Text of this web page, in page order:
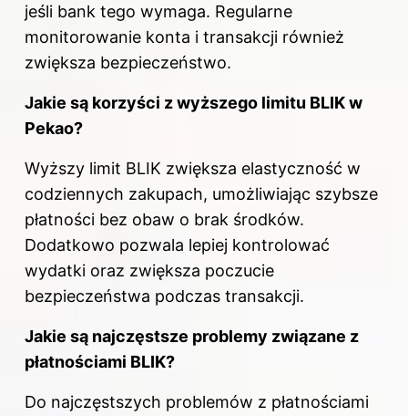
jeśli bank tego wymaga. Regularne
monitorowanie konta i transakcji również
zwiększa bezpieczeństwo.
Jakie są korzyści z wyższego limitu BLIK w
Pekao?
Wyższy limit BLIK zwiększa elastyczność w
codziennych zakupach, umożliwiając szybsze
płatności bez obaw o brak środków.
Dodatkowo pozwala lepiej kontrolować
wydatki oraz zwiększa poczucie
bezpieczeństwa podczas transakcji.
Jakie są najczęstsze problemy związane z
płatnościami BLIK?
Do najczęstszych problemów z płatnościami